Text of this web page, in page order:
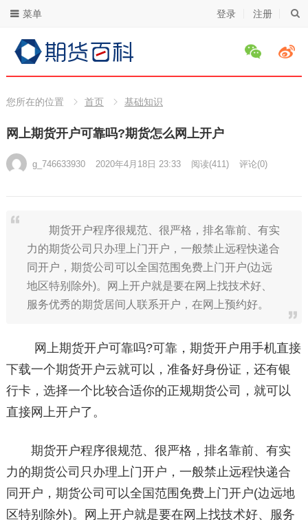
登录 注册
菜单
您所在的位置 首页 基础知识
网上期货开户可靠吗?期货怎么网上开户
g_746633930 2020年4月18日 23:33 阅读(411) 评论(0)
期货开户程序很规范、很严格，排名靠前、有实
力的期货公司只办理上门开户，一般禁止远程快递合
同开户，期货公司可以全国范围免费上门开户(边远
地区特别除外)。网上开户就是要在网上找技术好、
服务优秀的期货居间人联系开户，在网上预约好。
网上期货开户可靠吗?可靠，期货开户用手机直接
下载一个期货开户云就可以，准备好身份证，还有银
行卡，选择一个比较合适你的正规期货公司，就可以
直接网上开户了。
期货开户程序很规范、很严格，排名靠前、有实
力的期货公司只办理上门开户，一般禁止远程快递合
同开户，期货公司可以全国范围免费上门开户(边远地
区特别除外)。网上开户就是要在网上找技术好、服务